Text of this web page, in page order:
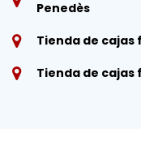
Penedès
Tienda de cajas
Tienda de cajas